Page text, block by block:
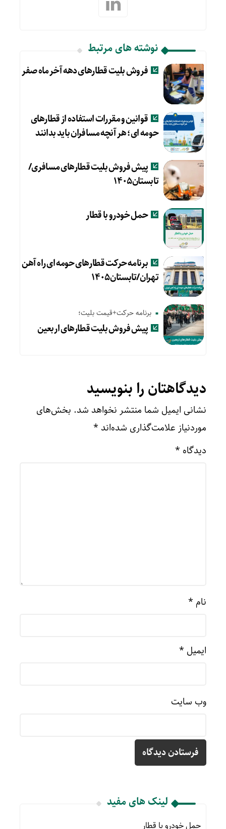
نوشته های مرتبط
فروش بلیت قطارهای دهه آخر ماه صفر
قوانین و مقررات استفاده از قطارهای
حومه ای؛ هر آنچه مسافران باید بدانند
پیش فروش بلیت قطارهای مسافری/
تابستان۱۴۰۵
حمل خودرو با قطار
برنامه حرکت قطارهای حومه ای راه آهن
تهران/تابستان۱۴۰۵
برنامه حرکت+قیمت بلیت؛
پیش‌ فروش بلیت قطارهای اربعین
دیدگاهتان را بنویسید
نشانی ایمیل شما منتشر نخواهد شد. بخش‌های
موردنیاز علامت‌گذاری شده‌اند *
دیدگاه *
نام *
ایمیل *
وب‌ سایت
لینک های مفید
حمل خودرو با قطار